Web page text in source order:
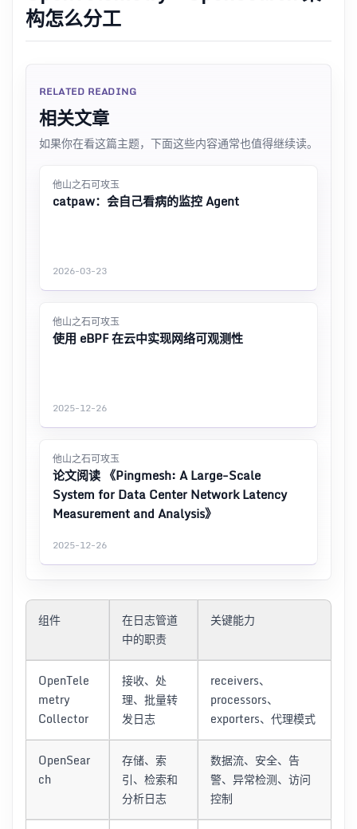
构怎么分工
RELATED READING
相关文章
如果你在看这篇主题，下面这些内容通常也值得继续读。
他山之石可攻玉
catpaw：会自己看病的监控 Agent
2026-03-23
他山之石可攻玉
使用 eBPF 在云中实现网络可观测性
2025-12-26
他山之石可攻玉
论文阅读 《Pingmesh: A Large-Scale
System for Data Center Network Latency
Measurement and Analysis》
2025-12-26
组件
在日志管道
中的职责
关键能力
OpenTele
metry
Collector
接收、处
理、批量转
发日志
receivers、
processors、
exporters、代理模式
OpenSear
ch
存储、索
引、检索和
分析日志
数据流、安全、告
警、异常检测、访问
控制